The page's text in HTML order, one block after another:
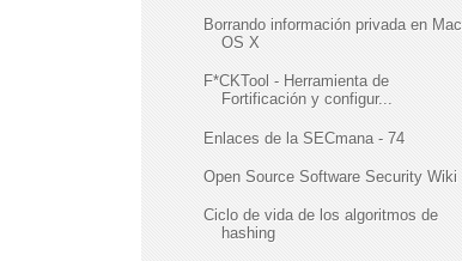
Borrando información privada en Mac
OS X
F*CKTool - Herramienta de
Fortificación y configur...
Enlaces de la SECmana - 74
Open Source Software Security Wiki
Ciclo de vida de los algoritmos de
hashing